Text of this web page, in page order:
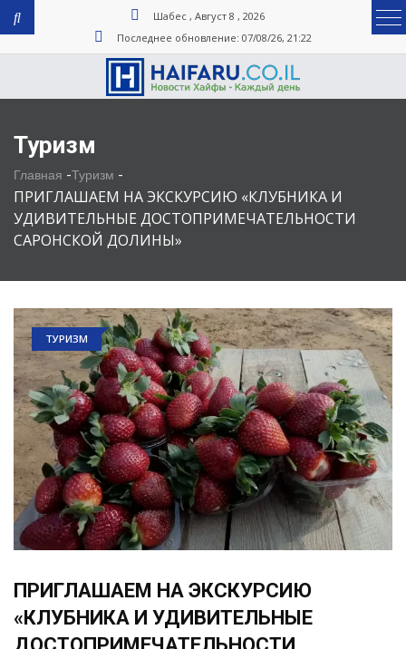
Шабес , Август 8 , 2026
Последнее обновление: 07/08/26, 21:22
Туризм
Главная -Туризм -
ПРИГЛАШАЕМ НА ЭКСКУРСИЮ «КЛУБНИКА И
УДИВИТЕЛЬНЫЕ ДОСТОПРИМЕЧАТЕЛЬНОСТИ
САРОНСКОЙ ДОЛИНЫ»
ТУРИЗМ
ПРИГЛАШАЕМ НА ЭКСКУРСИЮ
«КЛУБНИКА И УДИВИТЕЛЬНЫЕ